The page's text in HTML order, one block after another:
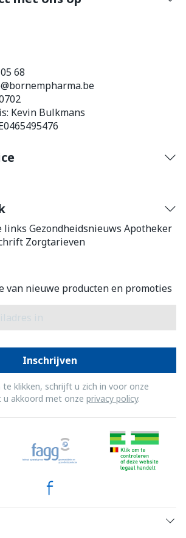
68
bornempharma.be
Kevin Bulkmans
links Gezondheidsnieuws Apotheker
Zorgtarieven
van nieuwe producten en promoties
Inschrijven
klikken, schrijft u zich in voor onze
u akkoord met onze privacy policy.